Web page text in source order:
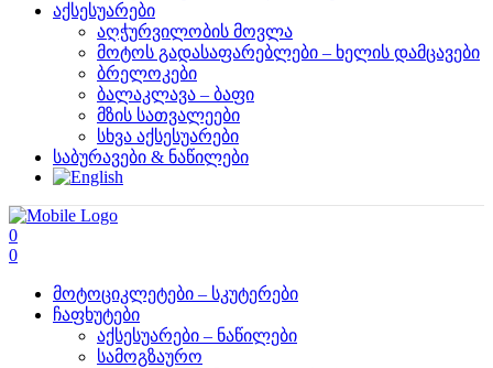
აქსესუარები
აღჭურვილობის მოვლა
მოტოს გადასაფარებლები – ხელის დამცავები
ბრელოკები
ბალაკლავა – ბაფი
მზის სათვალეები
სხვა აქსესუარები
საბურავები & ნაწილები
0
0
მოტოციკლეტები – სკუტერები
ჩაფხუტები
აქსესუარები – ნაწილები
სამოგზაურო